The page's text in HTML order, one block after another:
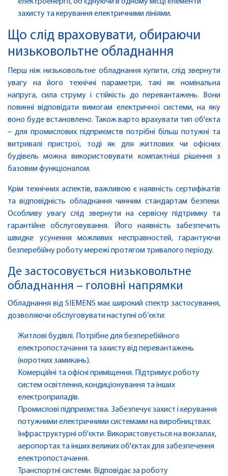
електроенергії, об'єднуючи в одному місці елементи
захисту та керування електричними лініями.
Що слід враховувати, обираючи
низьковольтне обладнання
Перш ніж низьковольтне обладнання купити, слід звернути
увагу на його технічні параметри, такі як номінальна
напруга, сила струму і стійкість до перевантажень. Вони
повинні відповідати вимогам електричної системи, на яку
воно буде встановлено. Також варто врахувати тип об'єкта
– для промислових підприємств потрібні більш потужні та
витривалі пристрої, тоді як для житлових чи офісних
будівель можна використовувати компактніші рішення з
базовим функціоналом.
Крім технічних аспектів, важливою є наявність сертифікатів
та відповідність обладнання чинним стандартам безпеки.
Особливу увагу слід звернути на сервісну підтримку та
гарантійне обслуговування. Його наявність забезпечить
швидке усунення можливих несправностей, гарантуючи
безперебійну роботу мережі протягом тривалого періоду.
Де застосовується низьковольтне
обладнання – головні напрямки
Обладнання від SIEMENS має широкий спектр застосування,
дозволяючи обслуговувати наступні об’єкти:
Житлові будівлі. Потрібне для безперебійного
електропостачання та захисту від перевантажень
(коротких замикань).
Комерційні та офісні приміщення. Підтримує роботу
систем освітлення, кондиціонування та інших
електроприладів.
Промислові підприємства. Забезпечує захист і керування
потужними електричними системами на виробництвах.
Інфраструктурні об'єкти. Використовується на вокзалах,
аеропортах та інших великих об'єктах для забезпечення
електропостачання.
Транспортні системи. Відповідає за роботу